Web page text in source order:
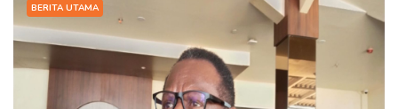
BERITA UTAMA